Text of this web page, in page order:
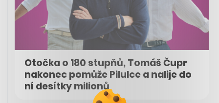
Otočka o 180 stupňů, Tomáš Čupr
nakonec pomůže Pilulce a nalije do
ní desítky milionů